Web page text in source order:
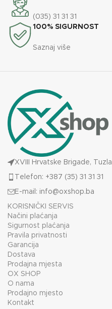
(035) 31 31 31
100% SIGURNOST
Saznaj više
XVIII Hrvatske Brigade, Tuzla
Telefon: +387 (35) 31 31 31
E-mail: info@oxshop.ba
KORISNIČKI SERVIS
Načini plaćanja
Sigurnost plaćanja
Pravila privatnosti
Garancija
Dostava
Prodajna mjesta
OX SHOP
O nama
Prodajno mjesto
Kontakt